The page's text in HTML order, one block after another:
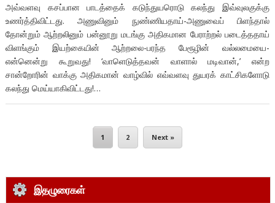
அவ்வளவு கசப்பான பாடத்தைக் கடுந்துயரொடு கலந்து இவ்வுலகுக்கு
உணர்த்திவிட்டது. அணுவினும் நுண்ணியதாய்-அணுவைப் பிளந்தால்
தோன்றும் ஆற்றலினும் பன்னூறு மடங்கு அதிகமான பேராற்றல் படைத்ததாய்
விளங்கும் இயற்கையின் ஆற்றலை-பரந்த பேரூழின் வல்லமையை-
என்னென்று கூறுவது! ‘வாளெடுத்தவன் வாளால் மடிவான்,’ என்ற
சான்றோரின் வாக்கு அதிகமான் வாழ்வில் எவ்வளவு துயரக் காட்சிகளோடு
கலந்து மெய்யாகிவிட்டது!…
1 2 Next »
இதழுரைகள்